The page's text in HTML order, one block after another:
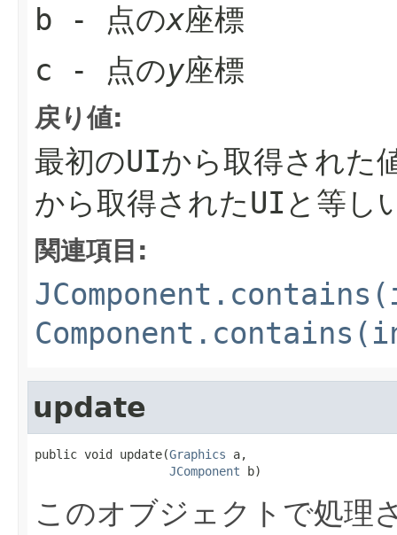
b - 点のx座標
c - 点のy座標
戻り値:
最初のUIから取得された
から取得されたUIと等し
関連項目:
update
public void update(Graphics a,
JComponent b)
このオブジェクトで処理